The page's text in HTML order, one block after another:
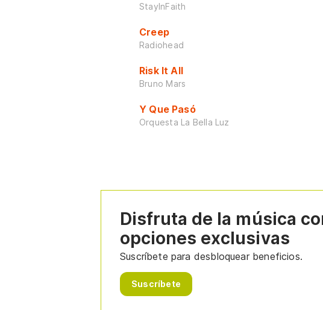
StayInFaith
Creep
Radiohead
Risk It All
Bruno Mars
Y Que Pasó
Orquesta La Bella Luz
Disfruta de la música
opciones exclusivas
Suscríbete para desbloquear beneficios.
Suscríbete